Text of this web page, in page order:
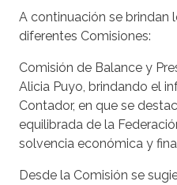
A continuación se brindan
diferentes Comisiones:
Comisión de Balance y
Alicia Puyo, brindando el
Contador, en que se
equilibrada de la
solvencia económica y
Desde la Comisión se